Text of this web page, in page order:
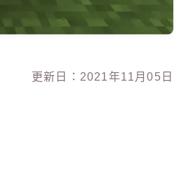
更新日：2021年11月05日